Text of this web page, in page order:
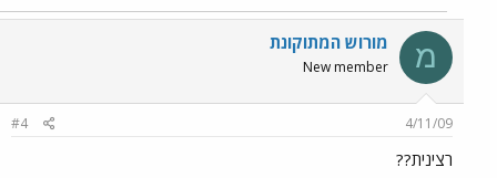
מ מורוש המתוקונת
New member
4/11/09
#4
רצינית??